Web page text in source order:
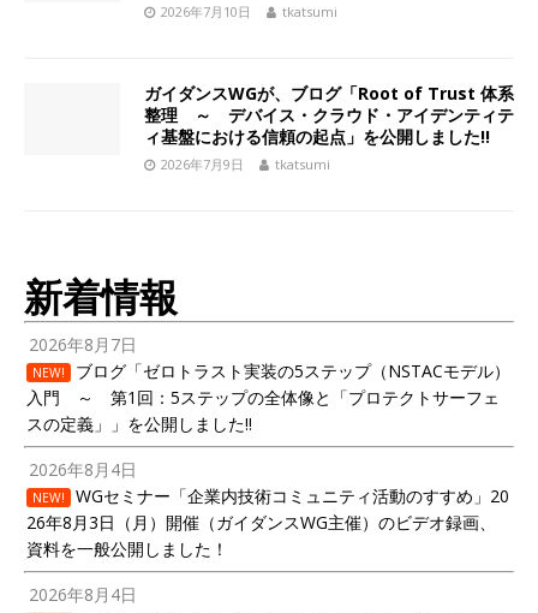
2026年7月10日 tkatsumi
ガイダンスWGが、ブログ「Root of Trust 体系
整理 ～ デバイス・クラウド・アイデンティテ
ィ基盤における信頼の起点」を公開しました!!
2026年7月9日 tkatsumi
新着情報
2026年8月7日
NEW!
ブログ「ゼロトラスト実装の5ステップ（NSTACモデル）
入門 ～ 第1回：5ステップの全体像と「プロテクトサーフェ
スの定義」」を公開しました!!
2026年8月4日
NEW!
WGセミナー「企業内技術コミュニティ活動のすすめ」20
26年8月3日（月）開催（ガイダンスWG主催）のビデオ録画、
資料を一般公開しました！
2026年8月4日